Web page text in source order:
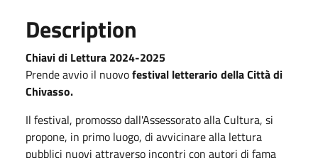
Description
Chiavi di Lettura 2024-2025
Prende avvio il nuovofestival letterario della Città di
Chivasso.
Il festival, promosso dall'Assessorato alla Cultura, si
propone, in primo luogo, di avvicinare alla lettura
pubblici nuovi attraverso incontri con autori di fama